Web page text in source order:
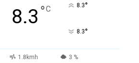
8.3 °C 8.3°
8.3°
1.8kmh 3 %